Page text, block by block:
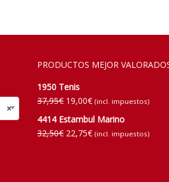
×
PRODUCTOS MEJOR
1950 Tenis
37,95€ 19,00€ (incl. impuestos)
4414 Estambul Marino
32,50€ 22,75€ (incl. impuestos)